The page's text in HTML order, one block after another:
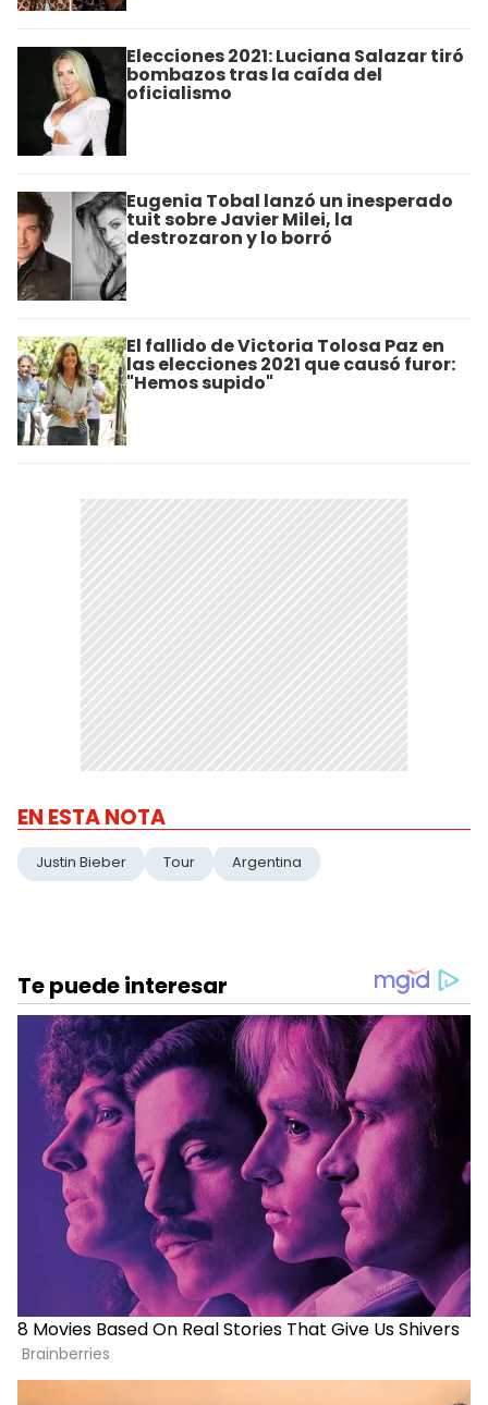
Elecciones 2021: Luciana Salazar tiró
bombazos tras la caída del
oficialismo
Eugenia Tobal lanzó un inesperado
tuit sobre Javier Milei, la
destrozaron y lo borró
El fallido de Victoria Tolosa Paz en
las elecciones 2021 que causó furor:
"Hemos supido"
EN ESTA NOTA
Justin Bieber Tour Argentina